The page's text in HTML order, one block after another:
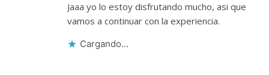
Jaaa yo lo estoy disfrutando mucho, asi que
vamos a continuar con la experiencia.
Cargando...